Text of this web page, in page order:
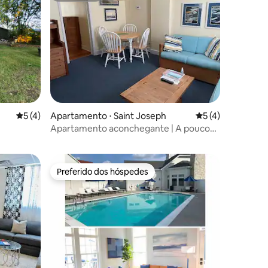
5 de uma avaliação média de 5, 4 avaliações
5 (4)
Apartamento ⋅ Saint Joseph 5 de uma
5 (4)
Apartamento aconchegante | A poucos
Preferido dos hóspedes
Preferido dos hóspedes